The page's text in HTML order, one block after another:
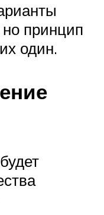
принцип
один.